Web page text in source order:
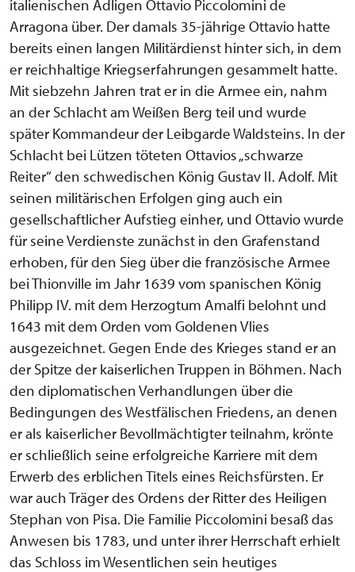
italienischen Adligen Ottavio Piccolomini de
Arragona über. Der damals 35-jährige Ottavio hatte
bereits einen langen Militärdienst hinter sich, in dem
er reichhaltige Kriegserfahrungen gesammelt hatte.
Mit siebzehn Jahren trat er in die Armee ein, nahm
an der Schlacht am Weißen Berg teil und wurde
später Kommandeur der Leibgarde Waldsteins. In der
Schlacht bei Lützen töteten Ottavios „schwarze
Reiter“ den schwedischen König Gustav II. Adolf. Mit
seinen militärischen Erfolgen ging auch ein
gesellschaftlicher Aufstieg einher, und Ottavio wurde
für seine Verdienste zunächst in den Grafenstand
erhoben, für den Sieg über die französische Armee
bei Thionville im Jahr 1639 vom spanischen König
Philipp IV. mit dem Herzogtum Amalfi belohnt und
1643 mit dem Orden vom Goldenen Vlies
ausgezeichnet. Gegen Ende des Krieges stand er an
der Spitze der kaiserlichen Truppen in Böhmen. Nach
den diplomatischen Verhandlungen über die
Bedingungen des Westfälischen Friedens, an denen
er als kaiserlicher Bevollmächtigter teilnahm, krönte
er schließlich seine erfolgreiche Karriere mit dem
Erwerb des erblichen Titels eines Reichsfürsten. Er
war auch Träger des Ordens der Ritter des Heiligen
Stephan von Pisa. Die Familie Piccolomini besaß das
Anwesen bis 1783, und unter ihrer Herrschaft erhielt
das Schloss im Wesentlichen sein heutiges